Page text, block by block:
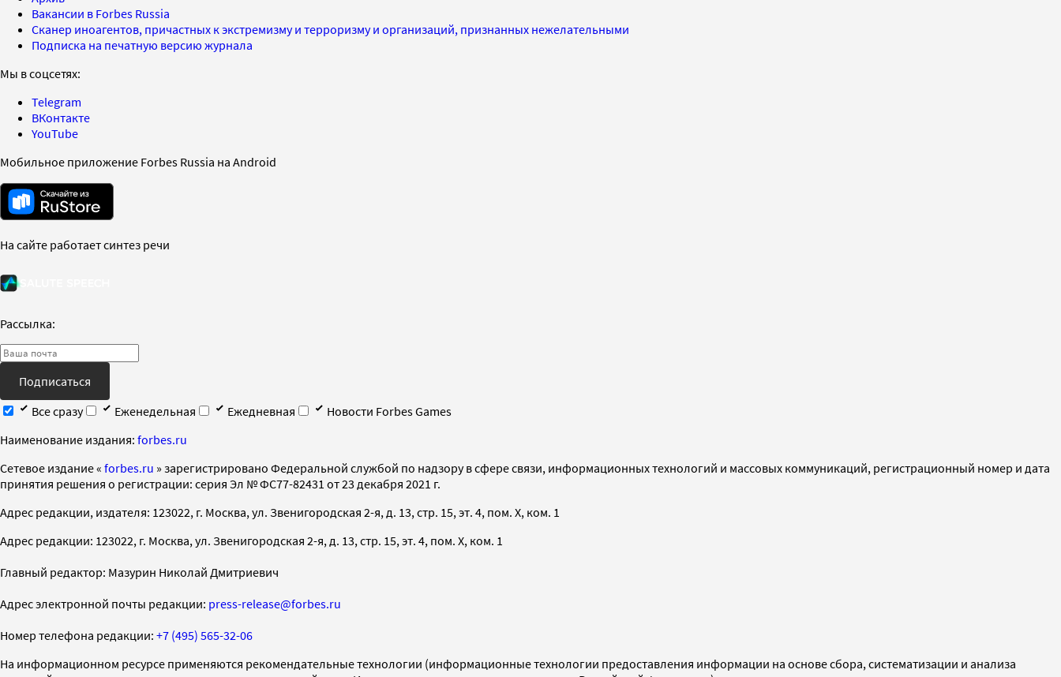
Вакансии в Forbes Russia
Сканер иноагентов, причастных к экстремизму и терроризму и организаций, признанных нежелательными
Подписка на печатную версию журнала
Мы в соцсетях:
Telegram
ВКонтакте
YouTube
Мобильное приложение Forbes Russia на Android
На сайте работает синтез речи
Рассылка:
Подписаться
Все сразу
Еженедельная Ежедневная
Новости Forbes Games
Наименование издания: forbes.ru
Cетевое издание « forbes.ru » зарегистрировано Федеральной службой по надзору в сфере связи, информационных технологий и массовых коммуникаций, регистрационный номер и дата
принятия решения о регистрации: серия Эл № ФС77-82431 от 23 декабря 2021 г.
Адрес редакции, издателя: 123022, г. Москва, ул. Звенигородская 2-я, д. 13, стр. 15, эт. 4, пом. X, ком. 1
Адрес редакции: 123022, г. Москва, ул. Звенигородская 2-я, д. 13, стр. 15, эт. 4, пом. X, ком. 1
Главный редактор: Мазурин Николай Дмитриевич
Адрес электронной почты редакции: press-release@forbes.ru
Номер телефона редакции: +7 (495) 565-32-06
На информационном ресурсе применяются рекомендательные технологии (информационные технологии предоставления информации на основе сбора, систематизации и анализа